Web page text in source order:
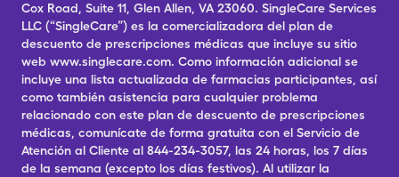
Cox Road, Suite 11, Glen Allen, VA 23060. SingleCare Services
LLC (“SingleCare”) es la comercializadora del plan de
descuento de prescripciones médicas que incluye su sitio
web www.singlecare.com. Como información adicional se
incluye una lista actualizada de farmacias participantes, así
como también asistencia para cualquier problema
relacionado con este plan de descuento de prescripciones
médicas, comunícate de forma gratuita con el Servicio de
Atención al Cliente al 844-234-3057, las 24 horas, los 7 días
de la semana (excepto los días festivos). Al utilizar la